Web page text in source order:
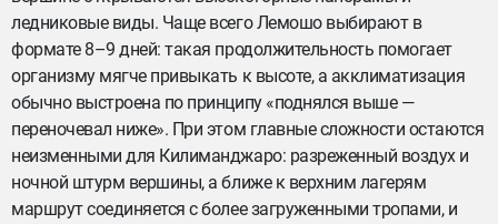
ледниковые виды. Чаще всего Лемошо выбирают в
формате 8–9 дней: такая продолжительность помогает
организму мягче привыкать к высоте, а акклиматизация
обычно выстроена по принципу «поднялся выше —
переночевал ниже». При этом главные сложности остаются
неизменными для Килиманджаро: разреженный воздух и
ночной штурм вершины, а ближе к верхним лагерям
маршрут соединяется с более загруженными тропами, и